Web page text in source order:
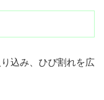
込み、ひび割れを広